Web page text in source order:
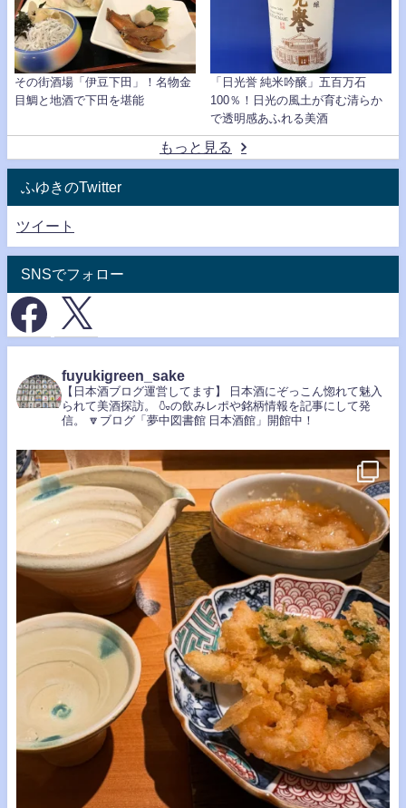
その街酒場「伊豆下田」！名物金
目鯛と地酒で下田を堪能
「日光誉 純米吟醸」五百万石
100％！日光の風土が育む清らか
で透明感あふれる美酒
もっと見る
ふゆきのTwitter
ツイート
SNSでフォロー
fuyukigreen_sake
【日本酒ブログ運営してます】
日本酒にぞっこん惚れて魅入
られて美酒探訪。
🍶の飲みレポや銘柄情報を記事にして発
信。
🔽ブログ「夢中図書館 日本酒館」開館中！